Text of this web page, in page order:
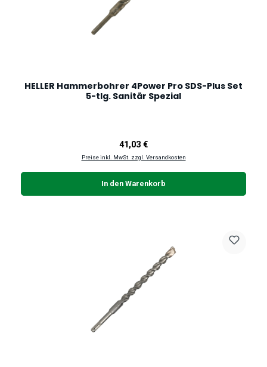
HELLER Hammerbohrer 4Power Pro SDS-Plus Set
5-tlg. Sanitär Spezial
Regulärer Preis:
41,03 €
Preise inkl. MwSt. zzgl. Versandkosten
In den Warenkorb